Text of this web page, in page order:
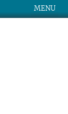
MENU